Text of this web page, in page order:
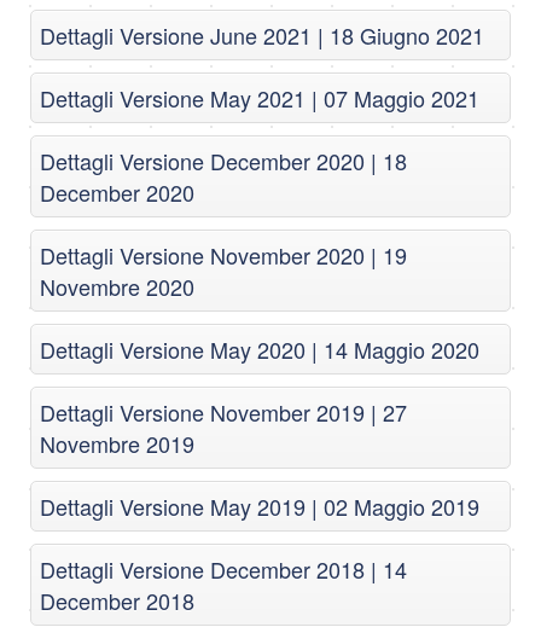
Dettagli Versione June 2021 | 18 Giugno 2021
Dettagli Versione May 2021 | 07 Maggio 2021
Dettagli Versione December 2020 | 18
December 2020
Dettagli Versione November 2020 | 19
Novembre 2020
Dettagli Versione May 2020 | 14 Maggio 2020
Dettagli Versione November 2019 | 27
Novembre 2019
Dettagli Versione May 2019 | 02 Maggio 2019
Dettagli Versione December 2018 | 14
December 2018